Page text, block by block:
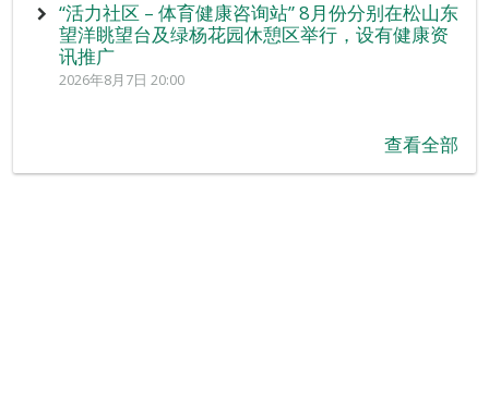
“活力社区 – 体育健康咨询站” 8月份分别在松山东
望洋眺望台及绿杨花园休憩区举行，设有健康资
讯推广
2026年8月7日 20:00
查看全部